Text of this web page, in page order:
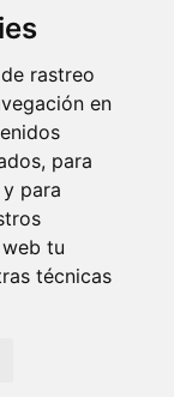
rastreo
en
para
para
tu
técnicas